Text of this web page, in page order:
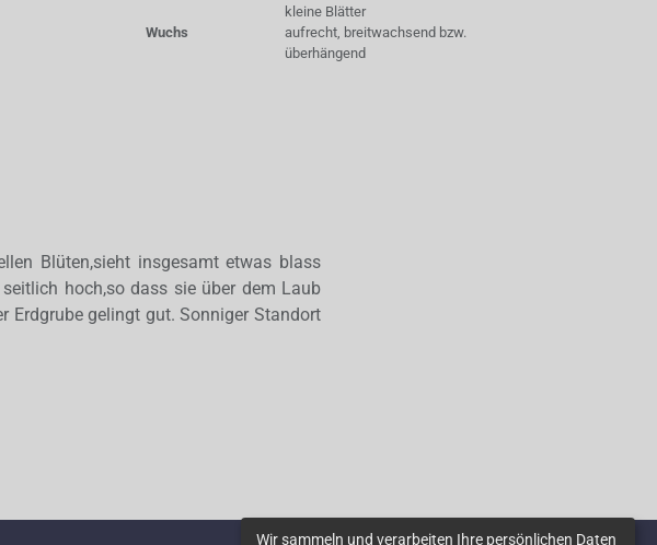
kleine Blätter
Wuchs
aufrecht, breitwachsend bzw.
überhängend
Blüten,sieht insgesamt etwas blass
hoch,so dass sie über dem Laub
Erdgrube gelingt gut. Sonniger Standort
Wir sammeln und verarbeiten Ihre persönlichen Daten